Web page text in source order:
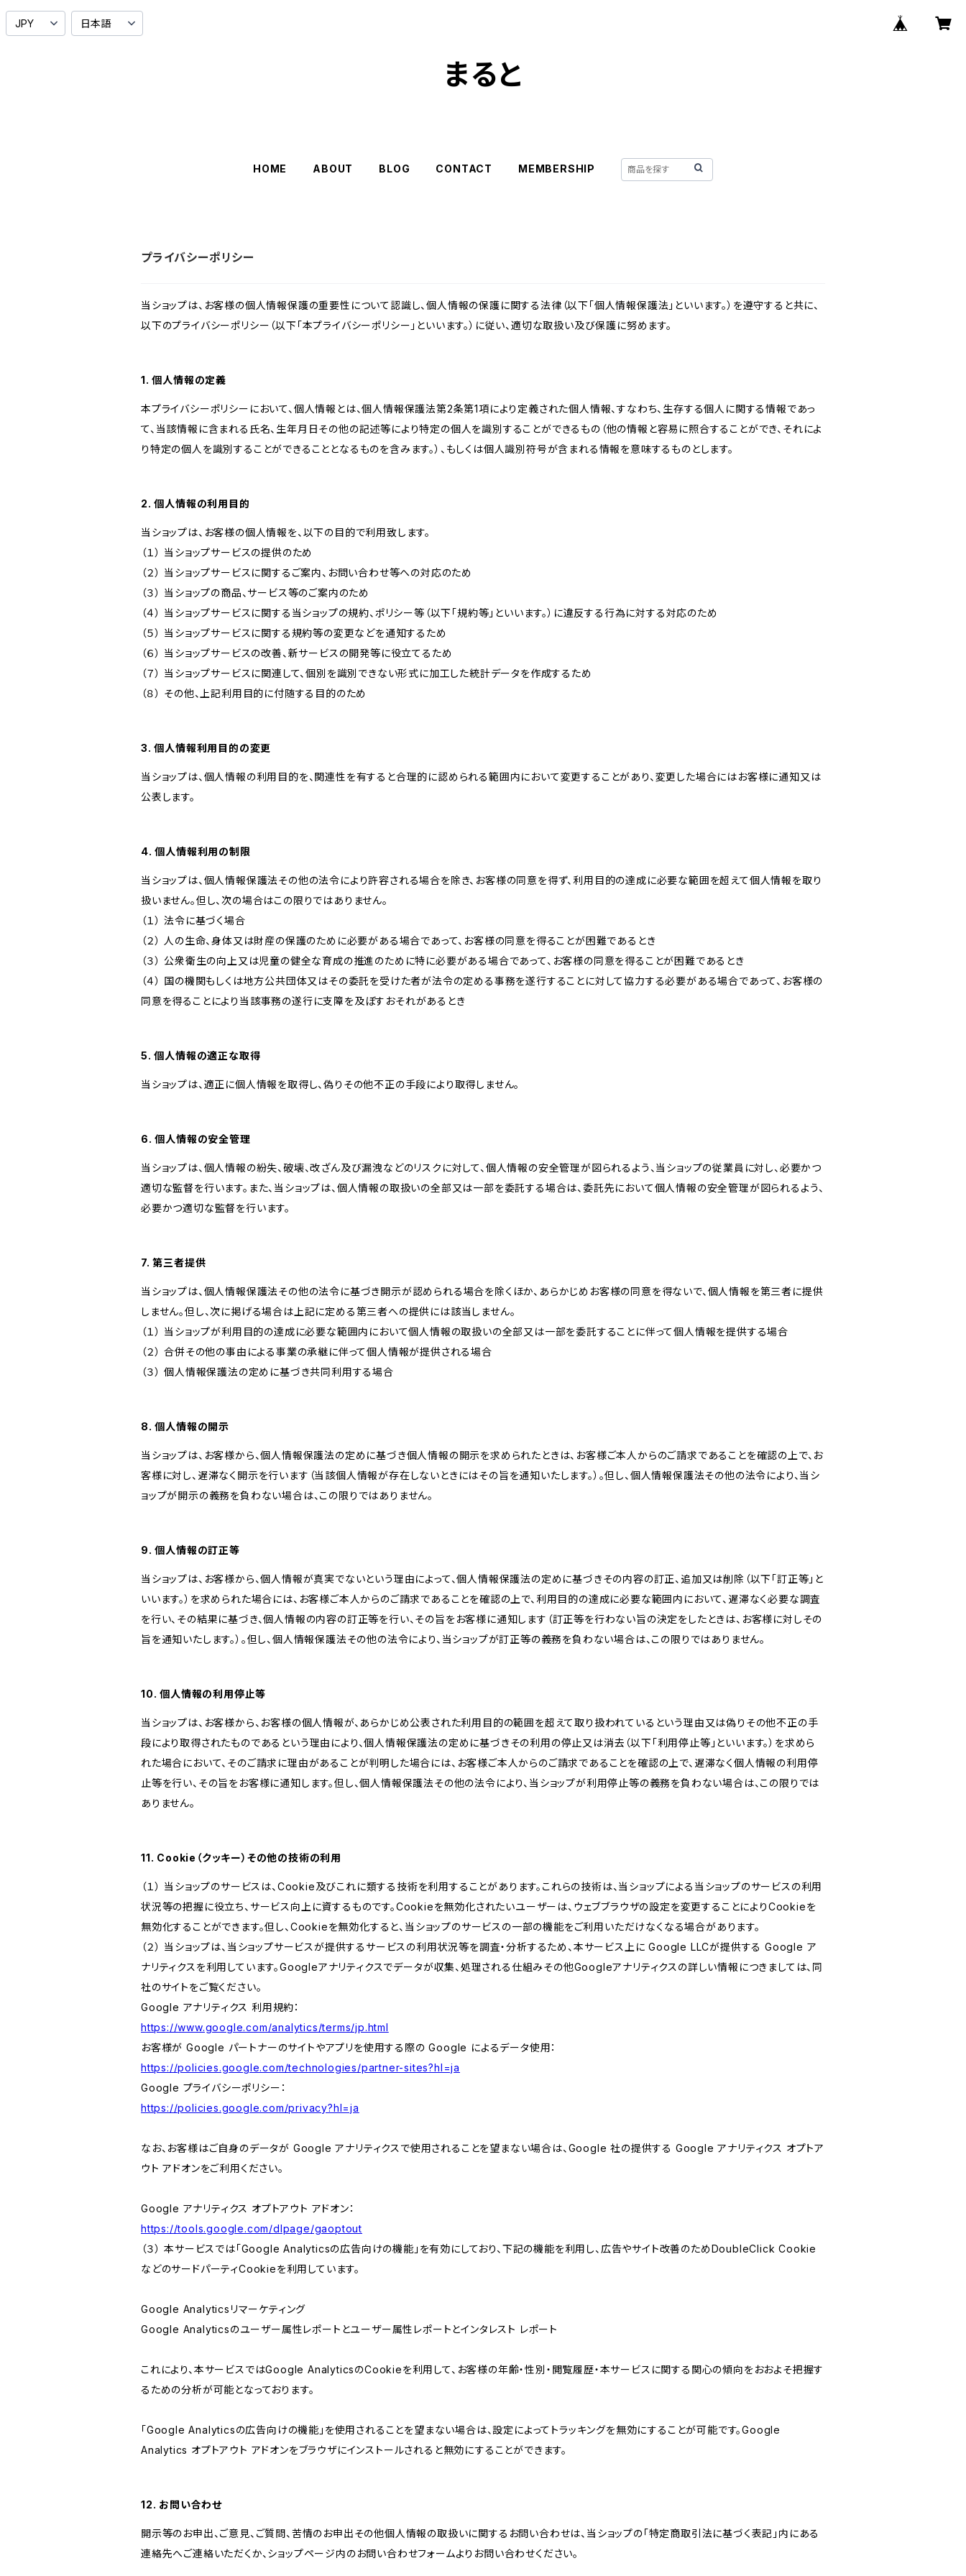
まると
HOME ABOUT BLOG CONTACT MEMBERSHIP
プライバシーポリシー
当ショップは、お客様の個人情報保護の重要性について認識し、個人情報の保護に関する法律（以下「個人情報保護法」といいます。）を遵守すると共に、
以下のプライバシーポリシー（以下「本プライバシーポリシー」といいます。）に従い、適切な取扱い及び保護に努めます。
1. 個人情報の定義
本プライバシーポリシーにおいて、個人情報とは、個人情報保護法第2条第1項により定義された個人情報、すなわち、生存する個人に関する情報であっ
て、当該情報に含まれる氏名、生年月日その他の記述等により特定の個人を識別することができるもの（他の情報と容易に照合することができ、それによ
り特定の個人を識別することができることとなるものを含みます。）、もしくは個人識別符号が含まれる情報を意味するものとします。
2. 個人情報の利用目的
当ショップは、お客様の個人情報を、以下の目的で利用致します。
（１） 当ショップサービスの提供のため
（２） 当ショップサービスに関するご案内、お問い合わせ等への対応のため
（３） 当ショップの商品、サービス等のご案内のため
（４） 当ショップサービスに関する当ショップの規約、ポリシー等（以下「規約等」といいます。）に違反する行為に対する対応のため
（５） 当ショップサービスに関する規約等の変更などを通知するため
（６） 当ショップサービスの改善、新サービスの開発等に役立てるため
（７） 当ショップサービスに関連して、個別を識別できない形式に加工した統計データを作成するため
（８） その他、上記利用目的に付随する目的のため
3. 個人情報利用目的の変更
当ショップは、個人情報の利用目的を、関連性を有すると合理的に認められる範囲内において変更することがあり、変更した場合にはお客様に通知又は
公表します。
4. 個人情報利用の制限
当ショップは、個人情報保護法その他の法令により許容される場合を除き、お客様の同意を得ず、利用目的の達成に必要な範囲を超えて個人情報を取り
扱いません。但し、次の場合はこの限りではありません。
（１） 法令に基づく場合
（２） 人の生命、身体又は財産の保護のために必要がある場合であって、お客様の同意を得ることが困難であるとき
（３） 公衆衛生の向上又は児童の健全な育成の推進のために特に必要がある場合であって、お客様の同意を得ることが困難であるとき
（４） 国の機関もしくは地方公共団体又はその委託を受けた者が法令の定める事務を遂行することに対して協力する必要がある場合であって、お客様の
同意を得ることにより当該事務の遂行に支障を及ぼすおそれがあるとき
5. 個人情報の適正な取得
当ショップは、適正に個人情報を取得し、偽りその他不正の手段により取得しません。
6. 個人情報の安全管理
当ショップは、個人情報の紛失、破壊、改ざん及び漏洩などのリスクに対して、個人情報の安全管理が図られるよう、当ショップの従業員に対し、必要かつ
適切な監督を行います。また、当ショップは、個人情報の取扱いの全部又は一部を委託する場合は、委託先において個人情報の安全管理が図られるよう、
必要かつ適切な監督を行います。
7. 第三者提供
当ショップは、個人情報保護法その他の法令に基づき開示が認められる場合を除くほか、あらかじめお客様の同意を得ないで、個人情報を第三者に提供
しません。但し、次に掲げる場合は上記に定める第三者への提供には該当しません。
（１） 当ショップが利用目的の達成に必要な範囲内において個人情報の取扱いの全部又は一部を委託することに伴って個人情報を提供する場合
（２） 合併その他の事由による事業の承継に伴って個人情報が提供される場合
（３） 個人情報保護法の定めに基づき共同利用する場合
8. 個人情報の開示
当ショップは、お客様から、個人情報保護法の定めに基づき個人情報の開示を求められたときは、お客様ご本人からのご請求であることを確認の上で、お
客様に対し、遅滞なく開示を行います（当該個人情報が存在しないときにはその旨を通知いたします。）。但し、個人情報保護法その他の法令により、当シ
ョップが開示の義務を負わない場合は、この限りではありません。
9. 個人情報の訂正等
当ショップは、お客様から、個人情報が真実でないという理由によって、個人情報保護法の定めに基づきその内容の訂正、追加又は削除（以下「訂正等」と
いいます。）を求められた場合には、お客様ご本人からのご請求であることを確認の上で、利用目的の達成に必要な範囲内において、遅滞なく必要な調査
を行い、その結果に基づき、個人情報の内容の訂正等を行い、その旨をお客様に通知します（訂正等を行わない旨の決定をしたときは、お客様に対しその
旨を通知いたします。）。但し、個人情報保護法その他の法令により、当ショップが訂正等の義務を負わない場合は、この限りではありません。
10. 個人情報の利用停止等
当ショップは、お客様から、お客様の個人情報が、あらかじめ公表された利用目的の範囲を超えて取り扱われているという理由又は偽りその他不正の手
段により取得されたものであるという理由により、個人情報保護法の定めに基づきその利用の停止又は消去（以下「利用停止等」といいます。）を求めら
れた場合において、そのご請求に理由があることが判明した場合には、お客様ご本人からのご請求であることを確認の上で、遅滞なく個人情報の利用停
止等を行い、その旨をお客様に通知します。但し、個人情報保護法その他の法令により、当ショップが利用停止等の義務を負わない場合は、この限りでは
ありません。
11. Cookie（クッキー）その他の技術の利用
（１） 当ショップのサービスは、Cookie及びこれに類する技術を利用することがあります。これらの技術は、当ショップによる当ショップのサービスの利用
状況等の把握に役立ち、サービス向上に資するものです。Cookieを無効化されたいユーザーは、ウェブブラウザの設定を変更することによりCookieを
無効化することができます。但し、Cookieを無効化すると、当ショップのサービスの一部の機能をご利用いただけなくなる場合があります。
（２） 当ショップは、当ショップサービスが提供するサービスの利用状況等を調査・分析するため、本サービス上に Google LLCが提供する Google ア
ナリティクスを利用しています。Googleアナリティクスでデータが収集、処理される仕組みその他Googleアナリティクスの詳しい情報につきましては、同
社のサイトをご覧ください。
Google アナリティクス 利用規約：
https://www.google.com/analytics/terms/jp.html
お客様が Google パートナーのサイトやアプリを使用する際の Google によるデータ使用：
https://policies.google.com/technologies/partner-sites?hl=ja
Google プライバシーポリシー：
https://policies.google.com/privacy?hl=ja
なお、お客様はご自身のデータが Google アナリティクスで使用されることを望まない場合は、Google 社の提供する Google アナリティクス オプトア
ウト アドオンをご利用ください。
Google アナリティクス オプトアウト アドオン：
https://tools.google.com/dlpage/gaoptout
（３） 本サービスでは「Google Analyticsの広告向けの機能」を有効にしており、下記の機能を利用し、広告やサイト改善のためDoubleClick Cookie
などのサードパーティCookieを利用しています。
Google Analyticsリマーケティング
Google Analyticsのユーザー属性レポートとユーザー属性レポートとインタレスト レポート
これにより、本サービスではGoogle AnalyticsのCookieを利用して、お客様の年齢・性別・閲覧履歴・本サービスに関する関心の傾向をおおよそ把握す
るための分析が可能となっております。
「Google Analyticsの広告向けの機能」を使用されることを望まない場合は、設定によってトラッキングを無効にすることが可能です。Google
Analytics オプトアウト アドオンをブラウザにインストールされると無効にすることができます。
12. お問い合わせ
開示等のお申出、ご意見、ご質問、苦情のお申出その他個人情報の取扱いに関するお問い合わせは、当ショップの「特定商取引法に基づく表記」内にある
連絡先へご連絡いただくか、ショップページ内のお問い合わせフォームよりお問い合わせください。